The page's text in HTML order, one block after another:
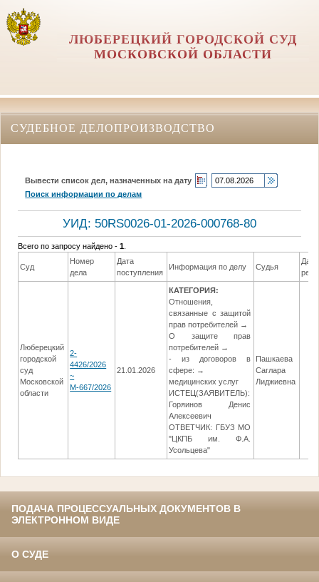
ЛЮБЕРЕЦКИЙ ГОРОДСКОЙ СУД
МОСКОВСКОЙ ОБЛАСТИ
СУДЕБНОЕ ДЕЛОПРОИЗВОДСТВО
Вывести список дел, назначенных на дату
Поиск информации по делам
УИД: 50RS0026-01-2026-000768-80
Всего по запросу найдено -1
Суд
Номер
дела
Дата
поступления
Информация по делу Судья
Дата
Люберецкий
городской
суд
Московской
области
2-
4426/2026
~
М-667/2026
21.01.2026
КАТЕГОРИЯ:
Отношения,
связанные с защитой
прав потребителей →
О защите прав
потребителей →
- из договоров в
сфере: →
медицинских услуг
ИСТЕЦ(ЗАЯВИТЕЛЬ):
Горяинов Денис
Алексеевич
ОТВЕТЧИК: ГБУЗ МО
"ЦКПБ им. Ф.А.
Усольцева"
Пашкаева
Саглара
Лиджиевна
ПОДАЧА ПРОЦЕССУАЛЬНЫХ ДОКУМЕНТОВ В
ЭЛЕКТРОННОМ ВИДЕ
О СУДЕ